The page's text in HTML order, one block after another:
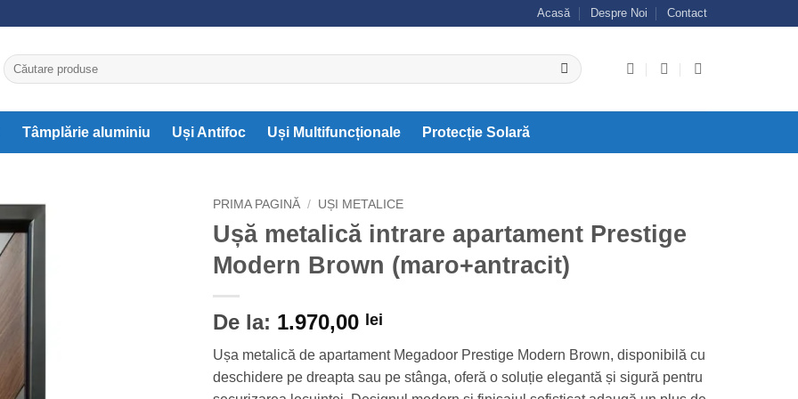
Acasă Despre Noi Contact
Caută
după:
Tâmplărie aluminiu Uși Antifoc Uși Multifuncționale Protecție Solară
PRIMA PAGINĂ / UȘI METALICE
Ușă metalică intrare apartament Prestige
Modern Brown (maro+antracit)
De la: 1.970,00 lei
Ușa metalică de apartament Megadoor Prestige Modern Brown, disponibilă cu
deschidere pe dreapta sau pe stânga, oferă o soluție elegantă și sigură pentru